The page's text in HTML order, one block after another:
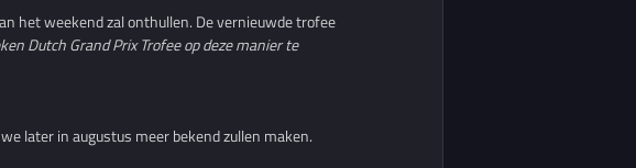
het weekend zal onthullen. De vernieuwde trofee
Dutch Grand Prix Trofee op deze manier te
later in augustus meer bekend zullen maken.